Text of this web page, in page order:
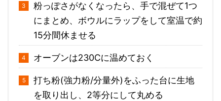
粉っぽさがなくなったら、手で混ぜて1つ
にまとめ、ボウルにラップをして室温で約
15分間休ませる
オーブンは230Cに温めておく
打ち粉(強力粉/分量外)をふった台に生地
を取り出し、2等分にして丸める